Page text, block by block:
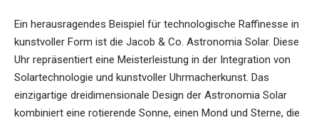
Ein herausragendes Beispiel für technologische Raffinesse in
kunstvoller Form ist die Jacob & Co. Astronomia Solar. Diese
Uhr repräsentiert eine Meisterleistung in der Integration von
Solartechnologie und kunstvoller Uhrmacherkunst. Das
einzigartige dreidimensionale Design der Astronomia Solar
kombiniert eine rotierende Sonne, einen Mond und Sterne, die